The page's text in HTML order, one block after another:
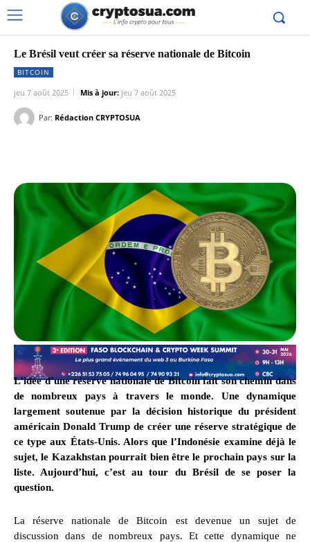
Le Brésil veut créer sa réserve nationale de Bitcoin
BITCOIN
jeu 7 août 2025 Mis à jour: jeu 7 août 2025
Par: Rédaction CRYPTOSUA
L’idée d’une réserve nationale de Bitcoin fait son chemin dans
de nombreux pays à travers le monde. Une dynamique
largement soutenue par la décision historique du président
américain Donald Trump de créer une réserve stratégique de
ce type aux États-Unis. Alors que l’Indonésie examine déjà le
sujet, le Kazakhstan pourrait bien être le prochain pays sur la
liste. Aujourd’hui, c’est au tour du Brésil de se poser la
question.
La réserve nationale de Bitcoin est devenue un sujet de
discussion dans de nombreux pays. Et cette dynamique ne